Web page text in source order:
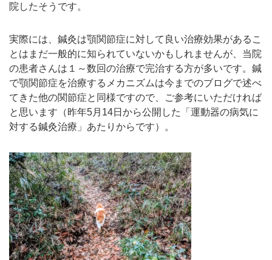
院したそうです。
実際には、鍼灸は顎関節症に対して良い治療効果があるこ
とはまだ一般的に知られていないかもしれませんが、当院
の患者さんは１～数回の治療で完治する方が多いです。鍼
で顎関節症を治療するメカニズムは今までのブログで述べ
てきた他の関節症と同様ですので、ご参考にいただければ
と思います（昨年5月14日から公開した「運動器の病気に
対する鍼灸治療」あたりからです）。